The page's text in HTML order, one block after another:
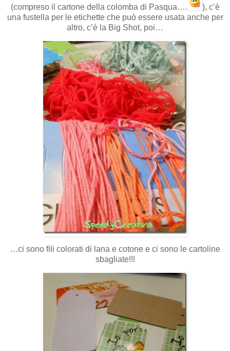
(compreso il cartone della colomba di Pasqua….
), c’è
una fustella per le etichette che può essere usata anche per
altro, c’è la Big Shot, poi…
…ci sono fili colorati di lana e cotone e ci sono le cartoline
sbagliate!!!